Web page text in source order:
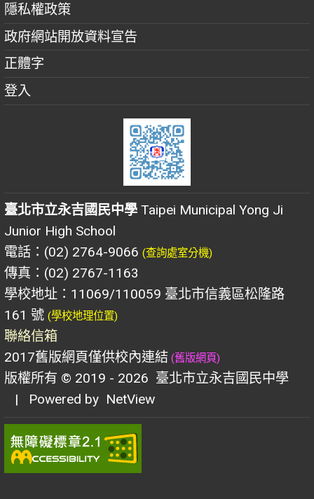
隱私權政策
政府網站開放資料宣告
正體字
登入
臺北市立永吉國民中學 Taipei Municipal Yong Ji
Junior High School
電話：(02) 2764-9066 (查詢處室分機)
傳真：(02) 2767-1163
學校地址：11069/110059 臺北市信義區松隆路
161 號 (學校地理位置)
聯絡信箱
2017舊版網頁僅供校內連結 (舊版網頁)
版權所有 © 2019 - 2026 臺北市立永吉國民中學
| Powered by NetView